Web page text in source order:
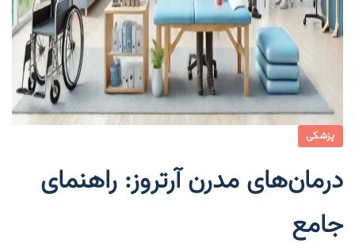
پزشکی
درمان‌های مدرن آرتروز: راهنمای
جامع